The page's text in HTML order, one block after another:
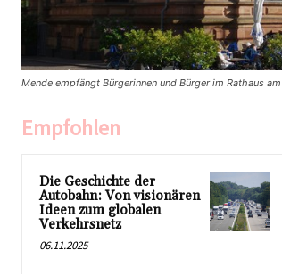
Mende empfängt Bürgerinnen und Bürger im Rathaus
Empfohlen
Die Geschichte der
Autobahn: Von visionären
Ideen zum globalen
Verkehrsnetz
06.11.2025